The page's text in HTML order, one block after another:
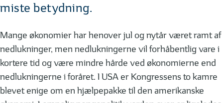
miste betydning.
Mange økonomier har henover jul og nytår været ramt af
nedlukninger, men nedlukningerne vil forhåbentlig vare i
kortere tid og være mindre hårde ved økonomierne end
nedlukningerne i foråret. I USA er Kongressens to kamre
blevet enige om en hjælpepakke til den amerikanske